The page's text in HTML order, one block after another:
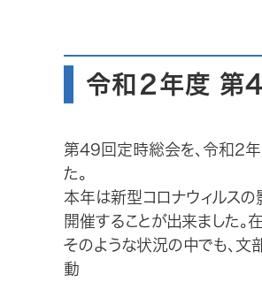
令和２年度 第
第49回定時総会を、令和2
た。
本年は新型コロナウィルス
開催することが出来ました。
そのような状況の中でも、
動